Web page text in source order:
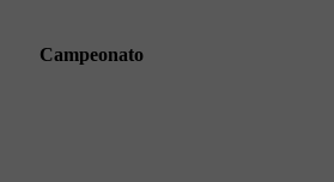
Campeonato